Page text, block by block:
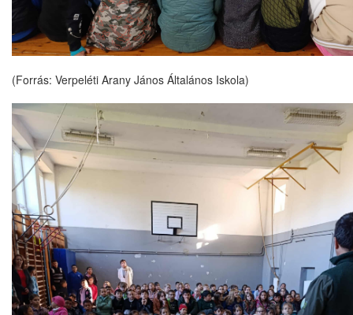
(Forrás: Verpeléti Arany János Általános Iskola)